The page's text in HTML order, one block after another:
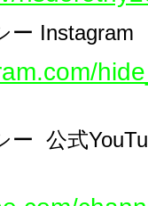
ー Instagram
ー 公式